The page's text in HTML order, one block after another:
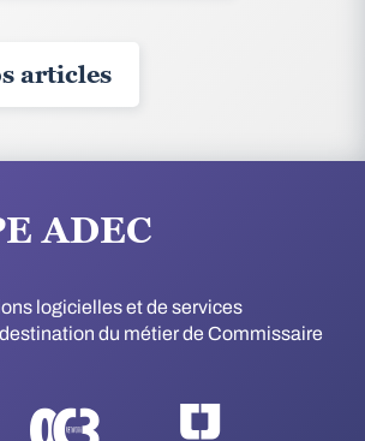
articles
ADEC
logicielles et de services
du métier de Commissaire